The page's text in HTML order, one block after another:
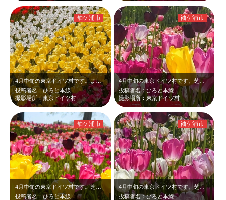
4月中旬の東京ドイツ村です。まるでS字ラインのように植えられた、ピンク、黄、白…
投稿者名：ひろと本線
撮影場所：東京ドイツ村
袖ケ浦市
4月中旬の東京ドイツ村です。芝桜を見に来ましたが、まだチューリップも咲いていま…
投稿者名：ひろと本線
撮影場所：東京ドイツ村
袖ケ浦市
4月中旬の東京ドイツ村です。芝桜を見に来ましたが、まだチューリップが咲いていて…
投稿者名：ひろと本線
袖ケ浦市
4月中旬の東京ドイツ村です。芝桜を見に来ましたが、黄、ピンク、紫などカラフルな…
投稿者名：ひろと本線
袖ケ浦市